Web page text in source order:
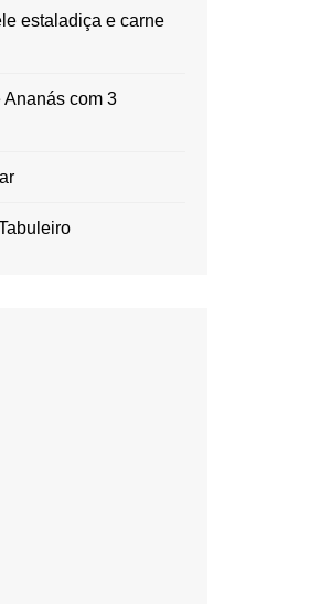
estaladiça e carne
com 3